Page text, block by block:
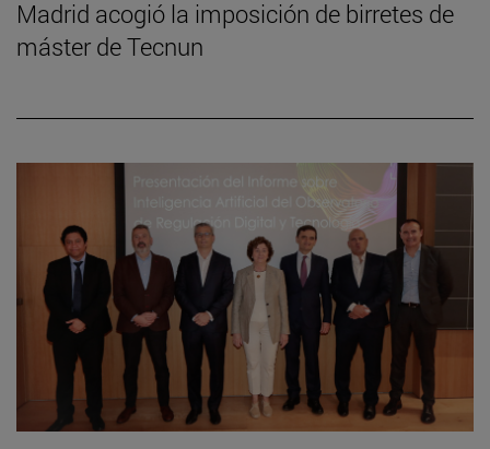
Madrid acogió la imposición de birretes de
máster de Tecnun